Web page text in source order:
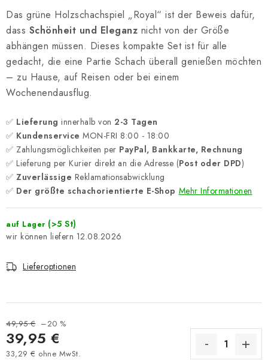
Geschäftsbedingungen
Das grüne Holzschachspiel „Royal“ ist der Beweis dafür,
dass Schönheit und Eleganz nicht von der Größe
abhängen müssen. Dieses kompakte Set ist für alle
gedacht, die eine Partie Schach überall genießen möchten
– zu Hause, auf Reisen oder bei einem
Wochenendausflug.
✅ Lieferung innerhalb von 2-3 Tagen
✅ Kundenservice MON-FRI 8:00 - 18:00
✅ Zahlungsmöglichkeiten per PayPal, Bankkarte, Rechnung
✅ Lieferung per Kurier direkt an die Adresse (Post oder DPD)
✅ Zuverlässige Reklamationsabwicklung
✅ Der größte schachorientierte E-Shop Mehr Informationen
auf Lager (>5 St)
12.08.2026
Lieferoptionen
49,95 € –20 %
39,95 €
33,29 € ohne MwSt.